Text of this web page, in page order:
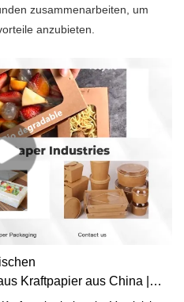
zusammenarbeiten, um
anzubieten.
Kraftpapier aus China |